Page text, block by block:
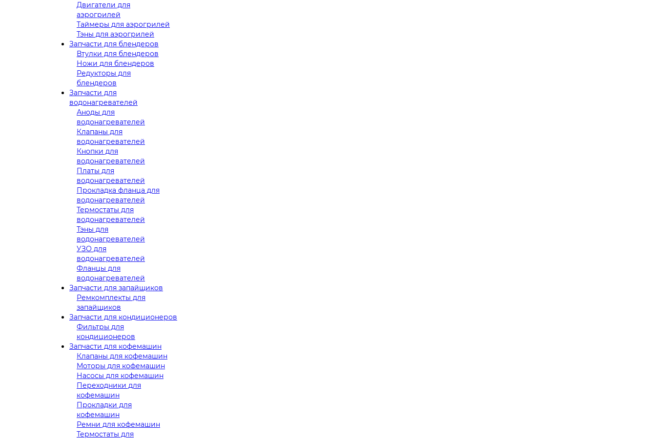
Двигатели для
аэрогрилей
Таймеры для аэрогрилей
Тэны для аэрогрилей
Запчасти для блендеров
Втулки для блендеров
Ножи для блендеров
Редукторы для
блендеров
Запчасти для
водонагревателей
Аноды для
водонагревателей
Клапаны для
водонагревателей
Кнопки для
водонагревателей
Платы для
водонагревателей
Прокладка фланца для
водонагревателей
Термостаты для
водонагревателей
Тэны для
водонагревателей
УЗО для
водонагревателей
Фланцы для
водонагревателей
Запчасти для запайщиков
Ремкомплекты для
запайщиков
Запчасти для кондиционеров
Фильтры для
кондиционеров
Запчасти для кофемашин
Клапаны для кофемашин
Моторы для кофемашин
Насосы для кофемашин
Переходники для
кофемашин
Прокладки для
кофемашин
Ремни для кофемашин
Термостаты для